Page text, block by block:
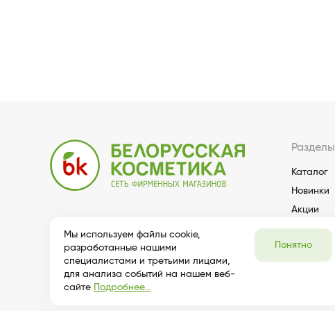
Разделы
Каталог
Новинки
Акции
Мы используем файлы cookie,
разработанные нашими
специалистами и третьими лицами,
для анализа событий на нашем веб-
сайте Подробнее...
Понятно